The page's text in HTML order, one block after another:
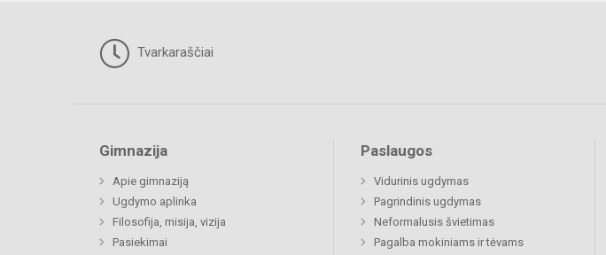
Tvarkaraščiai
Gimnazija
Apie gimnaziją
Ugdymo aplinka
Filosofija, misija, vizija
Pasiekimai
Paslaugos
Vidurinis ugdymas
Pagrindinis ugdymas
Neformalusis švietimas
Pagalba mokiniams ir tėvams